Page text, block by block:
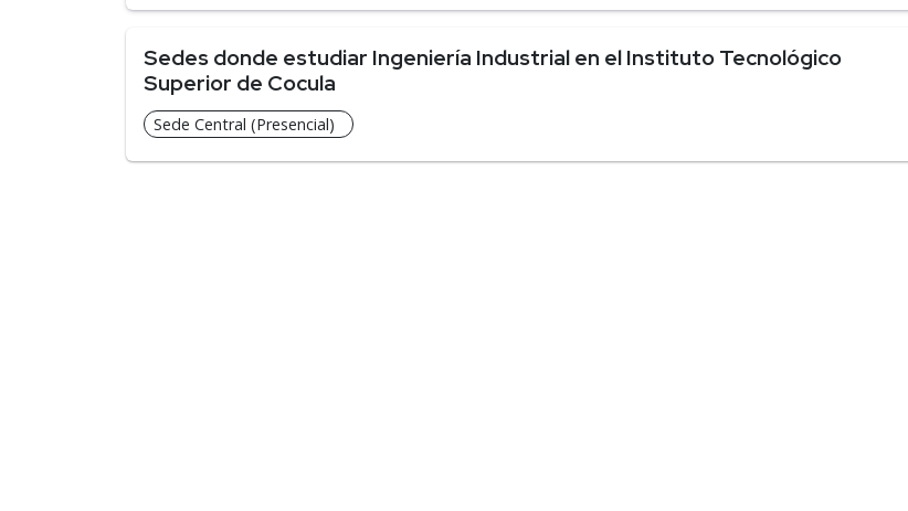
Sedes donde estudiar Ingeniería Industrial en el Instituto Tecnológico
Superior de Cocula
Sede Central (Presencial)